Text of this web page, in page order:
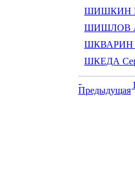
ШИШКИН
ШИШЛОВ
ШКВАРИН
ШКЕДА
Предыдущая